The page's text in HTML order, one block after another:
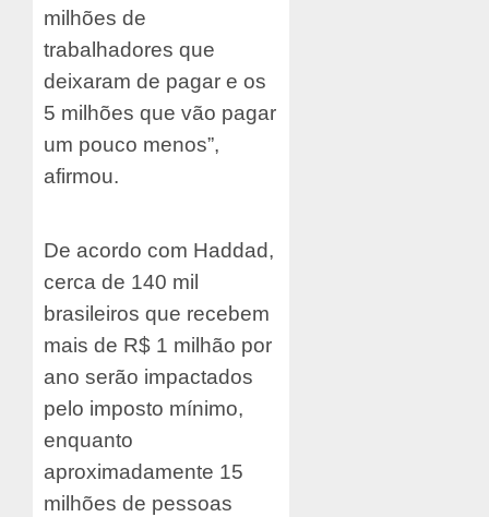
milhões de
trabalhadores que
deixaram de pagar e os
5 milhões que vão pagar
um pouco menos”,
afirmou.
De acordo com Haddad,
cerca de 140 mil
brasileiros que recebem
mais de R$ 1 milhão por
ano serão impactados
pelo imposto mínimo,
enquanto
aproximadamente 15
milhões de pessoas